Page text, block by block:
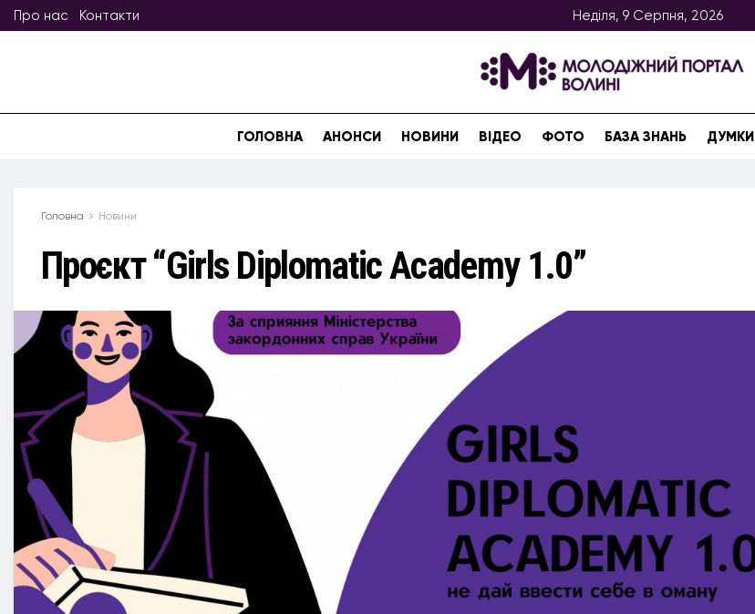
Про нас Контакти Неділя, 9 Серпня, 2026
ГОЛОВНА АНОНСИ НОВИНИ ВІДЕО ФОТО БАЗА ЗНАНЬ ДУМКИ
Головна Новини
Проєкт “Girls Diplomatic Academy 1.0”